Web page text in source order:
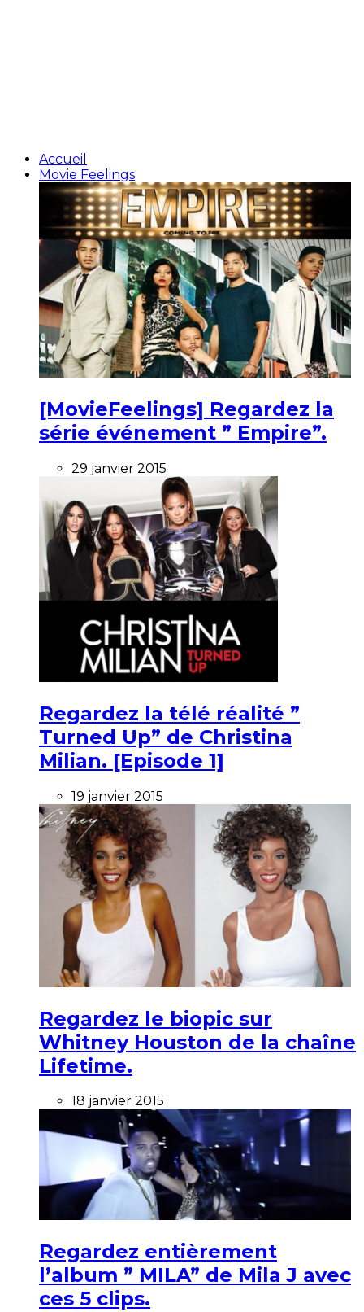
Accueil
Movie Feelings
[MovieFeelings] Regardez la
série événement ” Empire”.
29 janvier 2015
Regardez la télé réalité ”
Turned Up” de Christina
Milian. [Episode 1]
19 janvier 2015
Regardez le biopic sur
Whitney Houston de la chaîne
Lifetime.
18 janvier 2015
Regardez entièrement
l’album ” MILA” de Mila J avec
ces 5 clips.